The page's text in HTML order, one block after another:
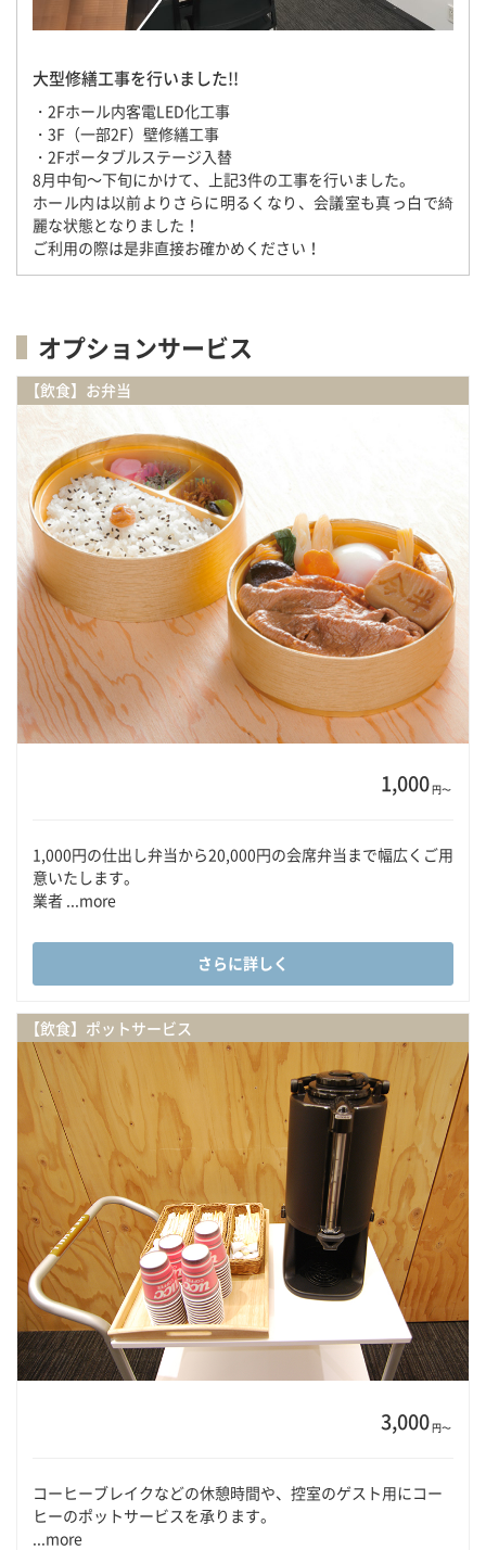
大型修繕工事を行いました!!
・2Fホール内客電LED化工事
・3F（一部2F）壁修繕工事
・2Fポータブルステージ入替
8月中旬～下旬にかけて、上記3件の工事を行いました。
ホール内は以前よりさらに明るくなり、会議室も真っ白で綺
麗な状態となりました！
ご利用の際は是非直接お確かめください！
オプションサービス
【飲食】お弁当
1,000円〜
1,000円の仕出し弁当から20,000円の会席弁当まで幅広くご用
意いたします。
業者 ...more
さらに詳しく
【飲食】ポットサービス
3,000円〜
コーヒーブレイクなどの休憩時間や、控室のゲスト用にコー
ヒーのポットサービスを承ります。
...more